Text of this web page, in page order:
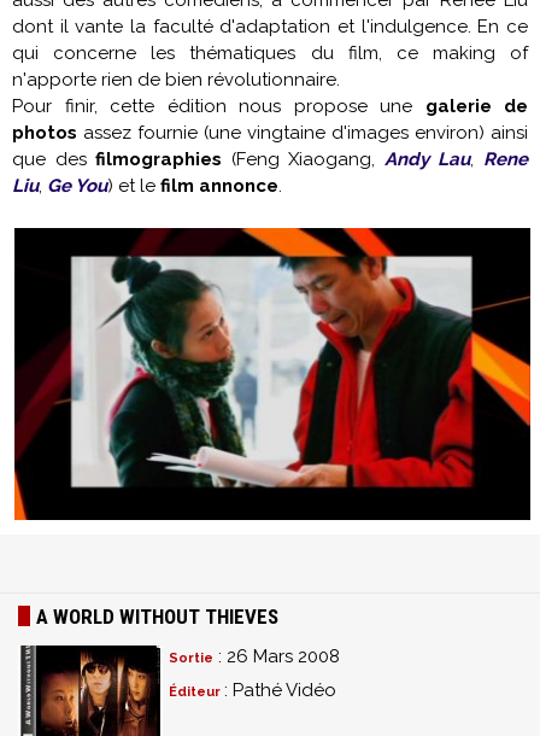
dont il vante la faculté d'adaptation et l'indulgence. En ce
qui concerne les thématiques du film, ce making of
n'apporte rien de bien révolutionnaire.
Pour finir, cette édition nous propose une galerie de
photos assez fournie (une vingtaine d'images environ) ainsi
que desfilmographies (Feng Xiaogang, Andy Lau, Rene
Liu, Ge You) et le film annonce.
A WORLD WITHOUT THIEVES
Sortie : 26 Mars 2008
Éditeur : Pathé Vidéo